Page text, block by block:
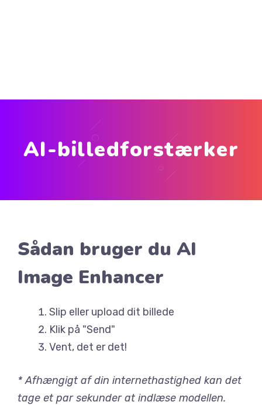
AI-billedforstærker
Sådan bruger du AI
Image Enhancer
Slip eller upload dit billede
Klik på "Send"
Vent, det er det!
* Afhængigt af din internethastighed kan det
tage et par sekunder at indlæse modellen.